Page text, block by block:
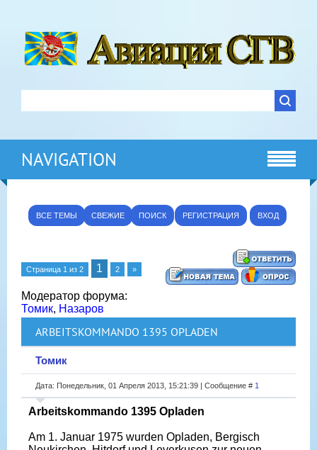
NAVIGATION
ВСЕ ТЕМЫ СВЕЖИЕ ПОИСК РЕГИСТРАЦИЯ ВХОД
Страница 1 из 2 1 2 »
Модератор форума:
Томик, Назаров
ARBEITSKOMMANDO 1395 OPLADEN
Томик
Дата: Понедельник, 01 Апреля 2013, 15:21:39 | Сообщение # 1
Arbeitskommando 1395 Opladen
Am 1. Januar 1975 wurden Opladen, Bergisch